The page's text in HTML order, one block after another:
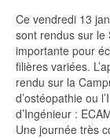
Ce vendredi 13
sont rendus sur le
importante pour
filières variées.
rendu sur la
d’ostéopathie ou
d’Ingénieur :
Une journée très